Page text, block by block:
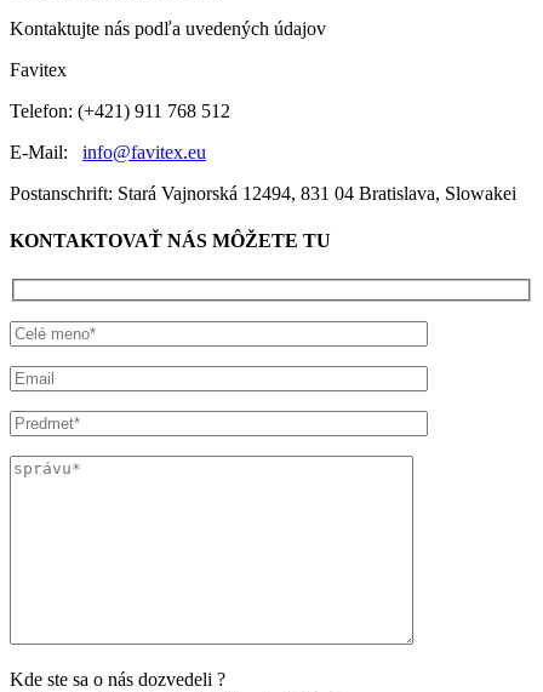
Kontaktujte nás podľa uvedených údajov
Favitex
Telefon: (+421) 911 768 512
E-Mail: info@favitex.eu
Postanschrift: Stará Vajnorská 12494, 831 04 Bratislava, Slowakei
KONTAKTOVAŤ NÁS MÔŽETE TU
Kde ste sa o nás dozvedeli ?